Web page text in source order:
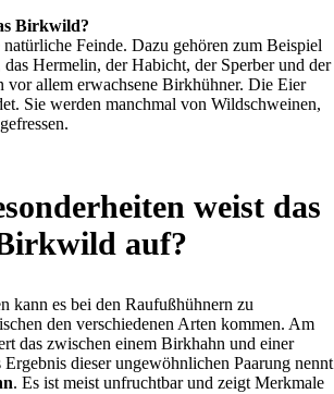
Birkwild?
Feinde. Dazu gehören zum Beispiel
das Hermelin, der Habicht, der Sperber und der
vor allem erwachsene Birkhühner. Die Eier
Sie werden manchmal von Wildschweinen,
weist das
auf?
kann es bei den Raufußhühnern zu
den verschiedenen Arten kommen. Am
das zwischen einem Birkhahn und einer
Ergebnis dieser ungewöhnlichen Paarung nennt
. Es ist meist unfruchtbar und zeigt Merkmale